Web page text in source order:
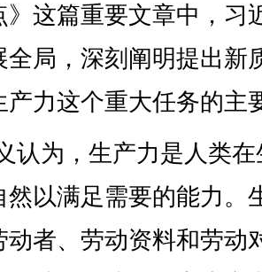
》这篇重要文章中，习
全局，深刻阐明提出新
产力这个重大任务的主
认为，生产力是人类
然以满足需要的能力。
动者、劳动资料和劳动